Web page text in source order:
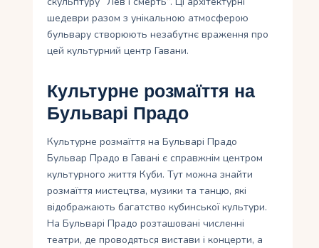
шедеври разом з унікальною атмосферою
бульвару створюють незабутнє враження про
цей культурний центр Гавани.
Культурне розмаїття на
Бульварі Прадо
Культурне розмаїття на Бульварі Прадо
Бульвар Прадо в Гавані є справжнім центром
культурного життя Куби. Тут можна знайти
розмаїття мистецтва, музики та танцю, які
відображають багатство кубинської культури.
На Бульварі Прадо розташовані численні
театри, де проводяться вистави і концерти, а